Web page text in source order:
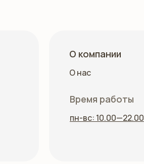
О компании
О нас
пн-вс: 10.00—22.00
Время работы